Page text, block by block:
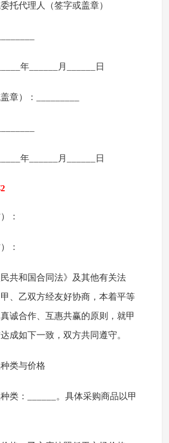
托代理人（签字或盖章）
年______月______日
章）：_________
年______月______日
：
：
共和国合同法》及其他有关法
、乙双方经友好协商，本着平等
诚合作、互惠共赢的原则，就甲
成如下一致，双方共同遵守。
类与价格
类：______。具体采购商品以甲